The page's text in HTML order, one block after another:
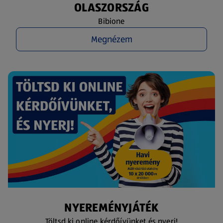
OLASZORSZÁG
Bibione
Megnézem
NYEREMÉNYJÁTÉK